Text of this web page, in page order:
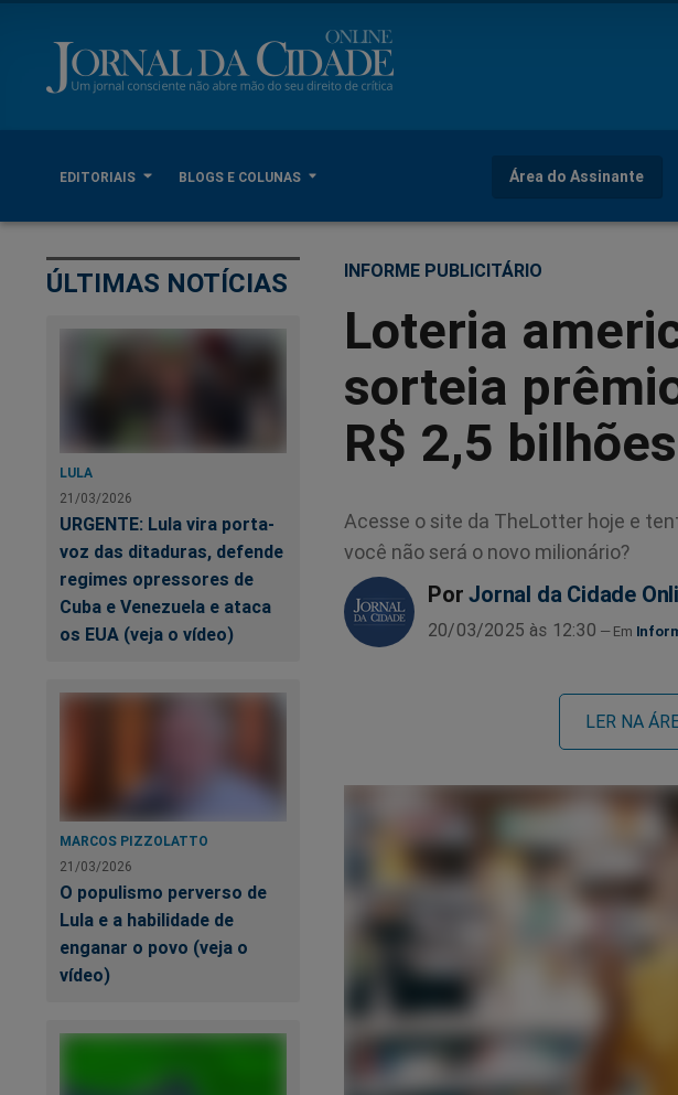
EDITORIAIS BLOGS E COLUNAS Área do Assinante
ÚLTIMAS NOTÍCIAS
LULA
21/03/2026
URGENTE: Lula vira porta-
voz das ditaduras, defende
regimes opressores de
Cuba e Venezuela e ataca
os EUA (veja o vídeo)
MARCOS PIZZOLATTO
21/03/2026
O populismo perverso de
Lula e a habilidade de
enganar o povo (veja o
vídeo)
INFORME PUBLICITÁRIO
Loteria
sorteia
R$ 2,5 bilhões
Acesse o site da TheLotter hoje e
você não será o novo milionário?
Por Jornal da Cidade
20/03/2025 às 12:30
LER NA